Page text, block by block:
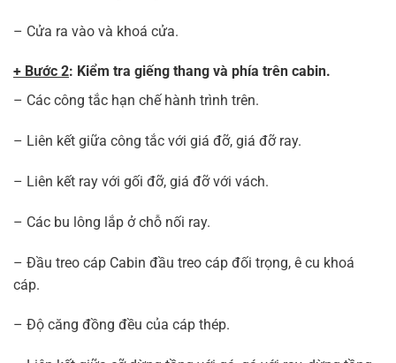
– Cửa ra vào và khoá cửa.
+ Bước 2: Kiểm tra giếng thang và phía trên cabin.
– Các công tắc hạn chế hành trình trên.
– Liên kết giữa công tắc với giá đỡ, giá đỡ ray.
– Liên kết ray với gối đỡ, giá đỡ với vách.
– Các bu lông lắp ở chỗ nối ray.
– Đầu treo cáp Cabin đầu treo cáp đối trọng, ê cu khoá
cáp.
– Độ căng đồng đều của cáp thép.